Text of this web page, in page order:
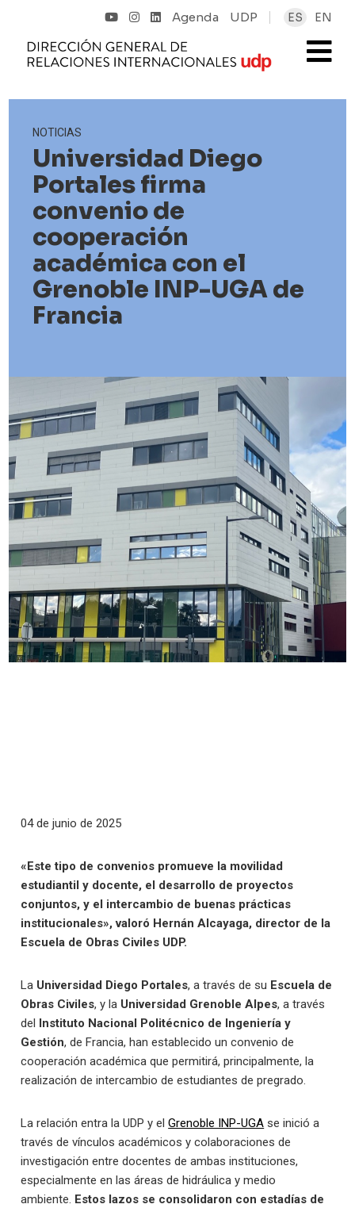
Agenda UDP ES EN
NOTICIAS
Universidad Diego
Portales firma
convenio de
cooperación
académica con el
Grenoble INP-UGA de
Francia
04 de junio de 2025
«Este tipo de convenios promueve la movilidad
estudiantil y docente, el desarrollo de proyectos
conjuntos, y el intercambio de buenas prácticas
institucionales», valoró Hernán Alcayaga, director de la
Escuela de Obras Civiles UDP.
La Universidad Diego Portales, a través de su Escuela de
Obras Civiles, y la Universidad Grenoble Alpes, a través
del Instituto Nacional Politécnico de Ingeniería y
Gestión, de Francia, han establecido un convenio de
cooperación académica que permitirá, principalmente, la
realización de intercambio de estudiantes de pregrado.
La relación entra la UDP y elGrenoble INP-UGA se inició a
través de vínculos académicos y colaboraciones de
investigación entre docentes de ambas instituciones,
especialmente en las áreas de hidráulica y medio
ambiente. Estos lazos se consolidaron con estadías de